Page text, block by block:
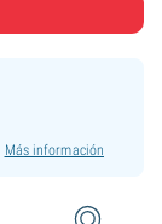
Más información